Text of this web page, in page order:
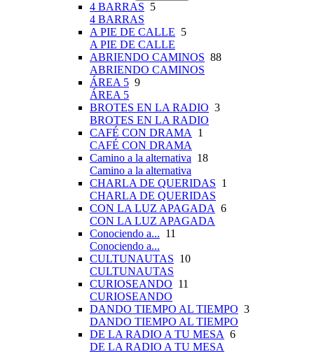
4 BARRAS 5
4 BARRAS
A PIE DE CALLE 5
A PIE DE CALLE
ABRIENDO CAMINOS 88
ABRIENDO CAMINOS
ÁREA 5 9
ÁREA 5
BROTES EN LA RADIO 3
BROTES EN LA RADIO
CAFÉ CON DRAMA
1
CAFÉ CON DRAMA
Camino a la alternativa 18
Camino a la alternativa
CHARLA DE QUERIDAS 1
CHARLA DE QUERIDAS
CON LA LUZ APAGADA 6
CON LA LUZ APAGADA
Conociendo a... 11
Conociendo a...
CULTUNAUTAS 10
CULTUNAUTAS
CURIOSEANDO 11
CURIOSEANDO
DANDO TIEMPO AL TIEMPO 3
DANDO TIEMPO AL TIEMPO
DE LA RADIO A TU MESA 6
DE LA RADIO A TU MESA